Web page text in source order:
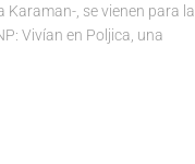
Karaman-, se vienen para la
Vivían en Poljica, una